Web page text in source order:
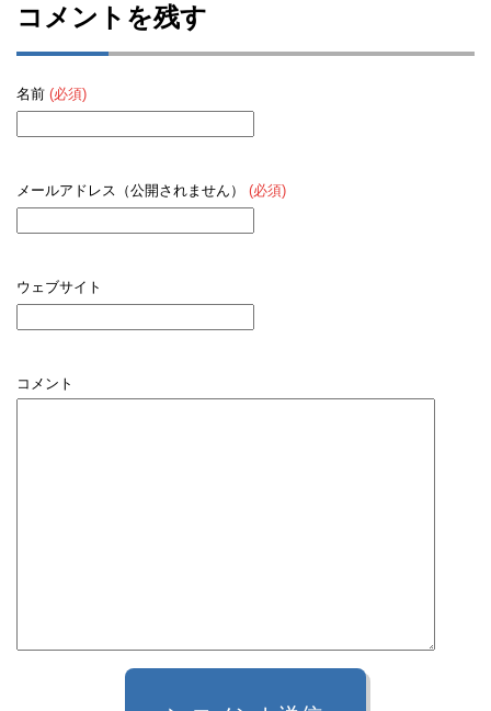
コメントを残す
名前 (必須)
メールアドレス（公開されません） (必須)
ウェブサイト
コメント